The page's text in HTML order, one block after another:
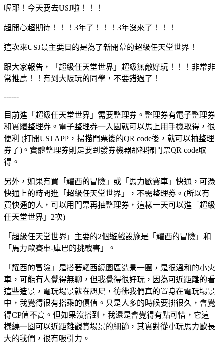
喔耶！今天要去USJ啦！！！
超開心超期待！！！3年了！！！3年沒來了！！！
這次來USJ最主要目的是為了新開幕的超級任天堂世界！
跟大家報告，「超級任天堂世界」超級無敵好玩！！！非常非
常推薦！！有到大阪玩的同學，不要錯過了！
------
目前進「超級任天堂世界」需要整理券。整理券有電子整理券
和實體整理券。電子整理券一入園就可以馬上用手機取得，很
便利 (打開USJ APP，掃描門票後的QR code後，就可以抽整理
券了)。實體整理券則是要到發券機器那裡掃門票QR code取
得。
另外，如果有買「耀西的冒險」或「馬力歐賽車」快通，可憑
快通上的時間進「超級任天堂世界」，不需整理券。(所以有
買快通的人，可以用門票再抽整理券，這樣一天可以進「超級
任天堂世界」2次)
「超級任天堂世界」主要的2個遊戲設施是「耀西的冒險」和
「馬力歐賽車-庫巴的挑戰書」。
「耀西的冒險」是搭著耀西繞園區造景一圈，是很溫和的小火
車，可能有人覺得無聊，但我覺得很好玩，因為可近距離的看
這些造景，電玩場景就在咫尺，彷彿我們真的置身在電玩場景
中，我覺得很有搭乘的價值。只是人多的時候要排很久，會覺
得CP值不高。但如果沒搭到，我還是會覺得有點可惜，它這
樣繞一圈可以近距離觀賞場景的細節，其實對從小玩馬力歐長
大的我們，很有吸引力。